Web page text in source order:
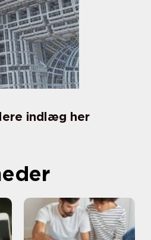
indlæg her